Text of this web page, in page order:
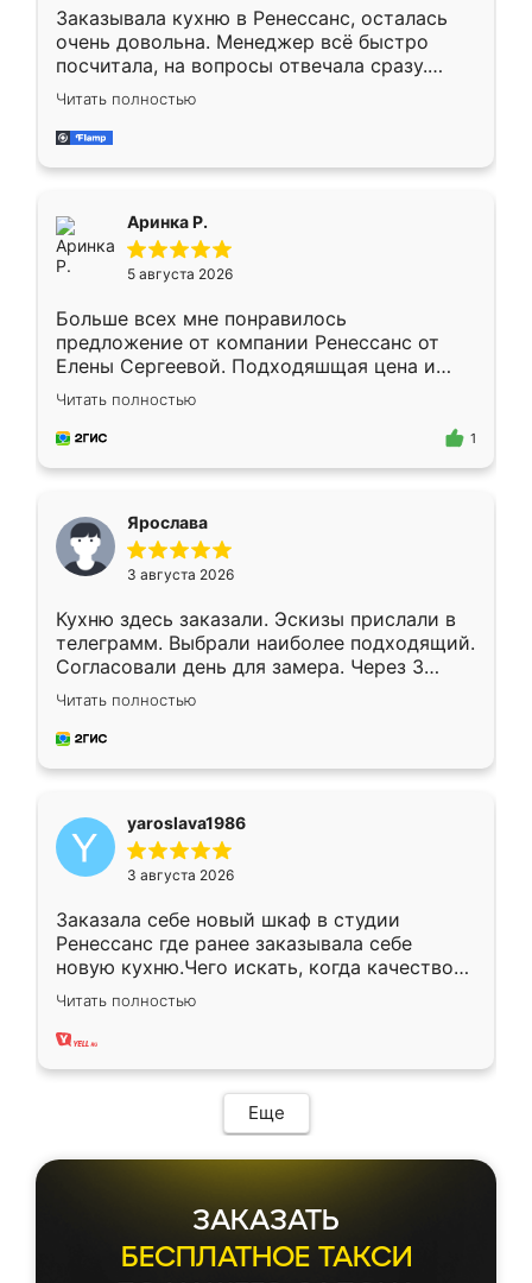
Заказывала кухню в Ренессанс, осталась
очень довольна. Менеджер всё быстро
посчитала, на вопросы отвечала сразу.
Замерщик приехал в субботу, подошёл к
делу со всей ответственностью. Собрали
за день, ребята работали аккуратно, даже
Читать полностью
Аринка Р.
5 августа 2026
Больше всех мне понравилось
предложение от компании Ренессанс от
Елены Сергеевой. Подходяшщая цена и
короткие сроки изготовления. Приехавший
для замера сотрудник Владислав
предложил по моему эскизу самый
Читать полностью
1
Ярослава
3 августа 2026
Кухню здесь заказали. Эскизы прислали в
телеграмм. Выбрали наиболее подходящий.
Согласовали день для замера. Через 3
недели кухня была уже готова. Остались
довольны работой. Спасибо Ренессанс
мебель за качественную работу!
Читать полностью
yaroslava1986
3 августа 2026
Заказала себе новый шкаф в студии
Ренессанс где ранее заказывала себе
новую кухню.Чего искать, когда качеством
вполне довольна. Служит кухня уже почти
два года, нареканий нет.
Читать полностью
Еще
ЗАКАЗАТЬ
БЕСПЛАТНОЕ ТАКСИ